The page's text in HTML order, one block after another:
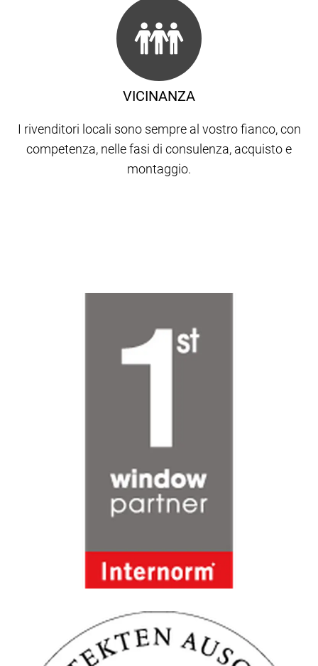
VICINANZA
I rivenditori locali sono sempre al vostro fianco, con
competenza, nelle fasi di consulenza, acquisto e
montaggio.